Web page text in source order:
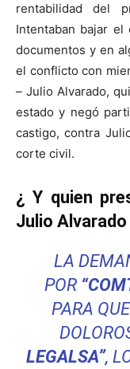
rentabilidad del
Intentaban bajar
documentos y en
el conflicto con
– Julio Alvarado,
estado y negó
castigo, contra
corte civil.
¿ Y quien
Julio Alvarado
LA
POR
PARA
LEGALSA”,